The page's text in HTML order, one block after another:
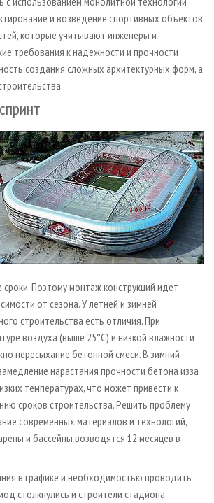
и возведение спортивных объектов
которые учитывают инженеры и
требования к надежности и прочности
создания сложных архитектурных форм, а
Поэтому монтаж конструкций идет
от сезона. У летней и зимней
строительства есть отличия. При
воздуха (выше 25°С) и низкой влажности
пересыхание бетонной смеси. В зимний
нарастания прочности бетона из­за
температурах, что может привести к
сроков строительства. Решить проблему
современных материалов и технологий,
и бассейны возводятся 12 месяцев в
в графике и необходимостью проводить
столкнулись и строители стадиона